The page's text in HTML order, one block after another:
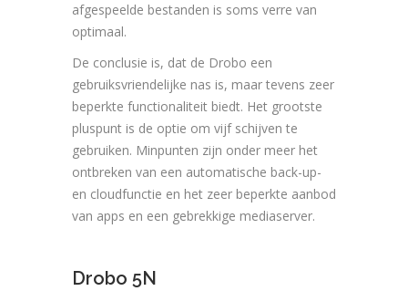
afgespeelde bestanden is soms verre van
optimaal.
De conclusie is, dat de Drobo een
gebruiksvriendelijke nas is, maar tevens zeer
beperkte functionaliteit biedt. Het grootste
pluspunt is de optie om vijf schijven te
gebruiken. Minpunten zijn onder meer het
ontbreken van een automatische back-up-
en cloudfunctie en het zeer beperkte aanbod
van apps en een gebrekkige mediaserver.
Drobo 5N